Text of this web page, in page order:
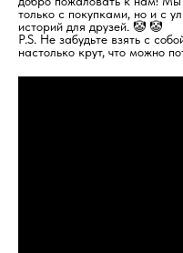
только с покупками, но и с
историй для друзей. 🤡 🤡
P.S. Не забудьте взять с
настолько крут, что можно